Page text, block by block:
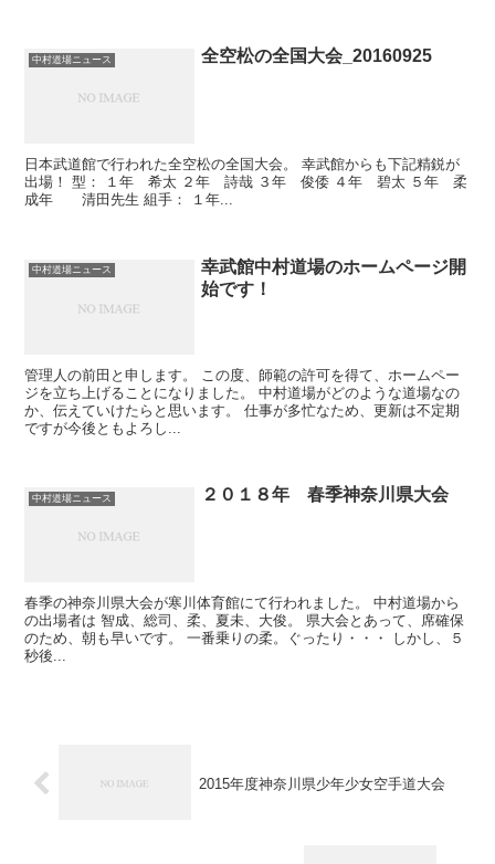
中村道場ニュース 全空松の全国大会_20160925
日本武道館で行われた全空松の全国大会。 幸武館からも下記精鋭が
出場！ 型： １年 希太 ２年 詩哉 ３年 俊倭 ４年 碧太 ５年 柔
成年 清田先生 組手： １年...
中村道場ニュース
幸武館中村道場のホームページ開
始です！
管理人の前田と申します。 この度、師範の許可を得て、ホームペー
ジを立ち上げることになりました。 中村道場がどのような道場なの
か、伝えていけたらと思います。 仕事が多忙なため、更新は不定期
ですが今後ともよろし...
中村道場ニュース ２０１８年 春季神奈川県大会
春季の神奈川県大会が寒川体育館にて行われました。 中村道場から
の出場者は 智成、総司、柔、夏未、大俊。 県大会とあって、席確保
のため、朝も早いです。 一番乗りの柔。ぐったり・・・ しかし、５
秒後...
2015年度神奈川県少年少女空手道大会